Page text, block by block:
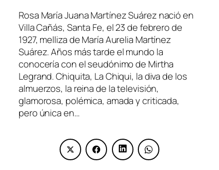
Rosa María Juana Martínez Suárez nació en
Villa Cañás, Santa Fe, el 23 de febrero de
1927, melliza de María Aurelia Martínez
Suárez. Años más tarde el mundo la
conocería con el seudónimo de Mirtha
Legrand. Chiquita, La Chiqui, la diva de los
almuerzos, la reina de la televisión,
glamorosa, polémica, amada y criticada,
pero única en…